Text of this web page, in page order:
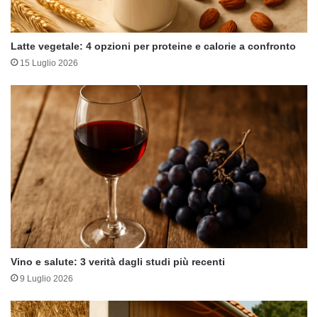
Latte vegetale: 4 opzioni per proteine e calorie a confronto
15 Luglio 2026
Vino e salute: 3 verità dagli studi più recenti
9 Luglio 2026